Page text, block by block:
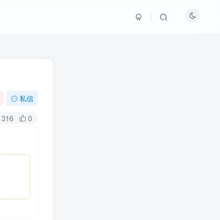
私信
316 0